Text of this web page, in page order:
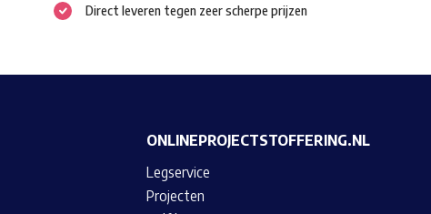
Direct leveren tegen zeer scherpe prijzen
ONLINEPROJECTSTOFFERING.NL
Legservice
Projecten